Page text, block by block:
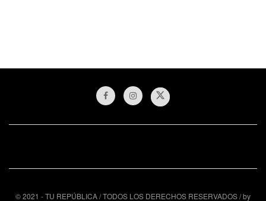
© 2021 - TU REPÚBLICA / TODOS LOS DERECHOS RESERVADOS / by